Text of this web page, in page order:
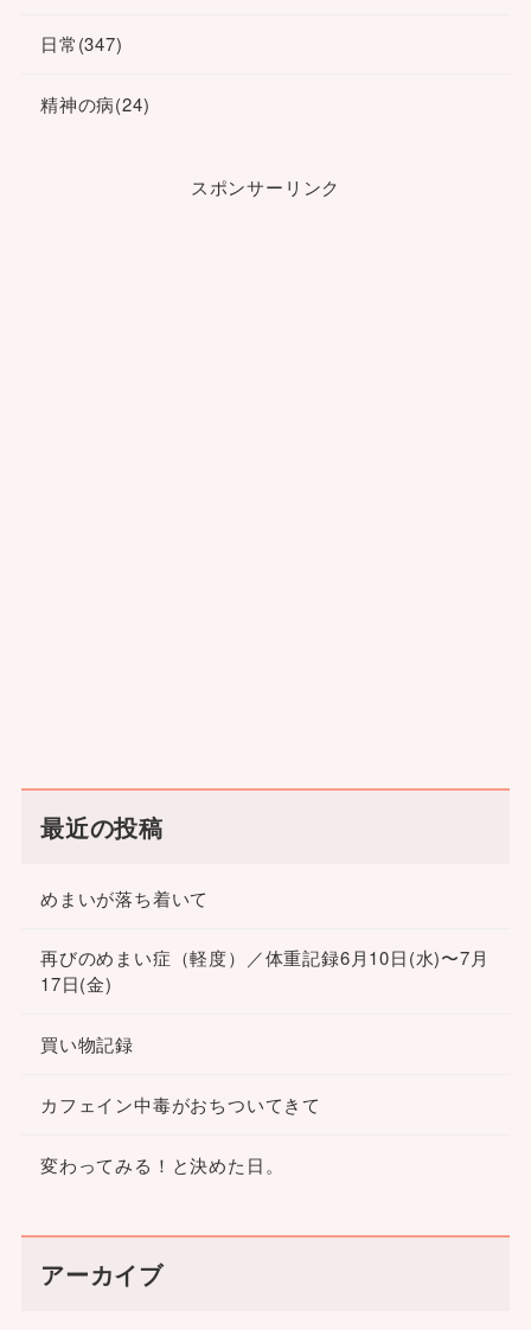
日常(347)
精神の病(24)
スポンサーリンク
最近の投稿
めまいが落ち着いて
再びのめまい症（軽度）／体重記録6月10日(水)〜7月
17日(金)
買い物記録
カフェイン中毒がおちついてきて
変わってみる！と決めた日。
アーカイブ